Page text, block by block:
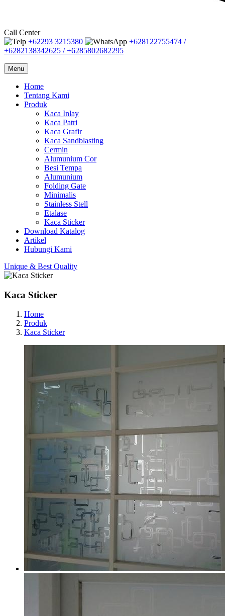
Call Center
+62293 3215380
+628122755474 /
+6282138342625 / +6285802682295
Menu
Home
Tentang Kami
Produk
Kaca Inlay
Kaca Patri
Kaca Grafir
Kaca Sandblasting
Cermin
Alumunium Cor
Besi Tempa
Alumunium
Folding Gate
Minimalis
Stainless Stell
Etalase
Kaca Sticker
Download Katalog
Artikel
Hubungi Kami
Unique & Best Quality
Kaca Sticker
Home
Produk
Kaca Sticker